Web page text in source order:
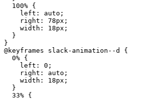
  100% {
    left: auto;
    right: 78px;
    width: 18px;
  }
}
@keyframes slack-animation--d {
  0% {
    left: 0;
    right: auto;
    width: 18px;
  }
  33% {